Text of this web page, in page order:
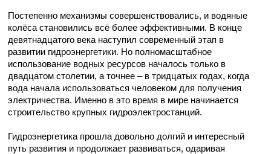
Постепенно механизмы совершенствовались, и водяные
колёса становились всё более эффективными. В конце
девятнадцатого века наступил современный этап в
развитии гидроэнергетики. Но полномасштабное
использование водных ресурсов началось только в
двадцатом столетии, а точнее – в тридцатых годах, когда
вода начала использоваться человеком для получения
электричества. Именно в это время в мире начинается
строительство крупных гидроэлектростанций.
Гидроэнергетика прошла довольно долгий и интересный
путь развития и продолжает развиваться, одаривая